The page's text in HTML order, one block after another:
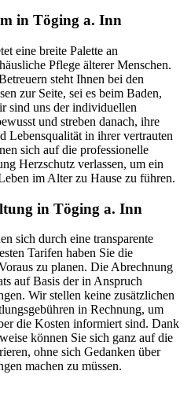
in Töging a. Inn
eine breite Palette an
Pflege älterer Menschen.
steht Ihnen bei den
zur Seite, sei es beim Baden,
sind uns der individuellen
und streben danach, ihre
Lebensqualität in ihrer vertrauten
sich auf die professionelle
Herzschutz verlassen, um ein
im Alter zu Hause zu führen.
in Töging a. Inn
sich durch eine transparente
Tarifen haben Sie die
zu planen. Die Abrechnung
auf Basis der in Anspruch
Wir stellen keine zusätzlichen
in Rechnung, um
die Kosten informiert sind. Dank
können Sie sich ganz auf die
ohne sich Gedanken über
machen zu müssen.